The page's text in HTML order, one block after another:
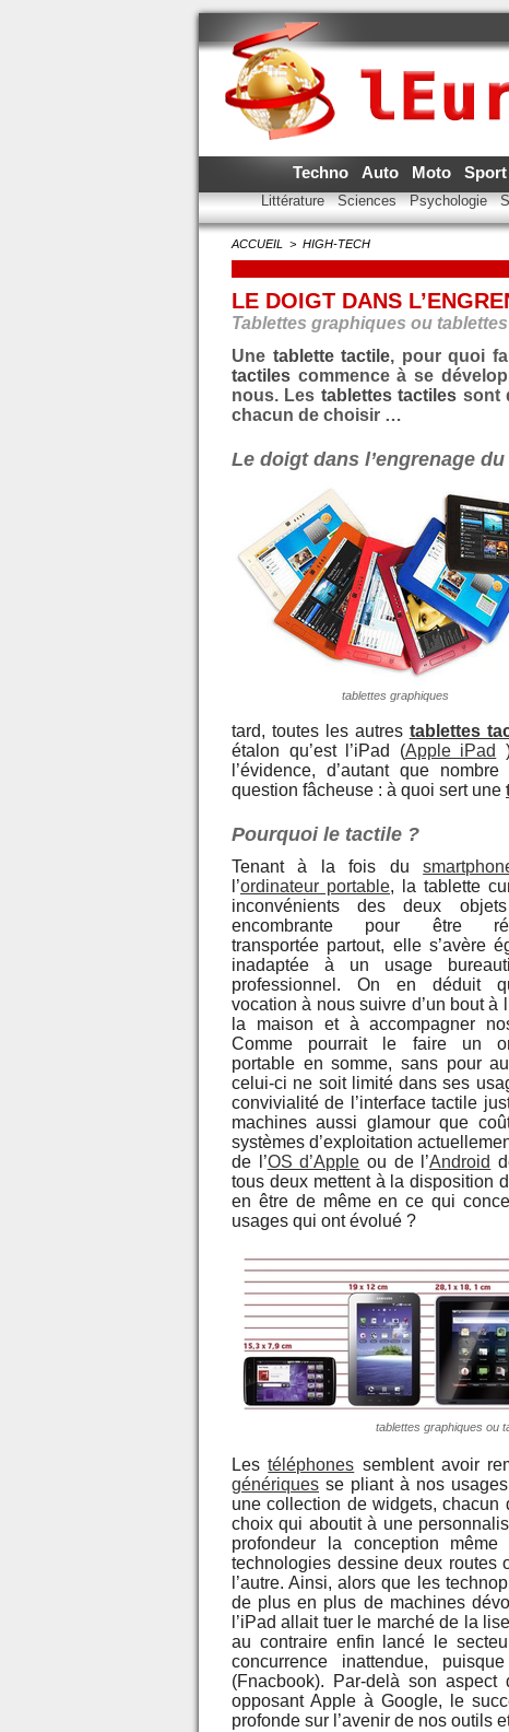
Techno Auto Moto Sport
Littérature Sciences Psychologie
ACCUEIL > HIGH-TECH
LE DOIGT DANS
Tablettes graphiques ou
Une tablette tactile, pour quoi
tactiles commence à se
nous. Les tablettes tactiles sont
chacun de choisir …
Le doigt dans l’engrenage
tablettes graphiques
tard, toutes les autres tablettes
étalon qu’est l’iPad (Apple iPad
l’évidence, d’autant que
question fâcheuse : à quoi sert une
Pourquoi le tactile ?
Tenant à la fois du
l’ordinateur portable, la tablette
inconvénients des deux
encombrante pour être
transportée partout, elle s’avère
inadaptée à un usage
professionnel. On en déduit
vocation à nous suivre d’un bout à
la maison et à accompagner
Comme pourrait le faire un
portable en somme, sans pour
celui-ci ne soit limité dans ses
convivialité de l’interface tactile
machines aussi glamour que
systèmes d’exploitation
de l’OS d’Apple ou de l’Android
tous deux mettent à la disposition
en être de même en ce qui
usages qui ont évolué ?
tablettes graphiques ou
Lestéléphones semblent avoir
génériques se pliant à nos
une collection de widgets, chacun
choix qui aboutit à une
profondeur la conception même
technologies dessine deux routes
l’autre. Ainsi, alors que les
de plus en plus de machines
l’iPad allait tuer le marché de la
au contraire enfin lancé le
concurrence inattendue,
(Fnacbook). Par-delà son
opposant Apple à Google, le
profonde sur l’avenir de nos outils